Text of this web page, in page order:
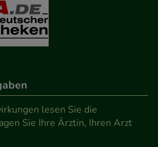
Sie, dass Daten hierfür
z.B. Google oder soziale
lesen Sie die
Sie Ihre Ärztin, Ihren Arzt